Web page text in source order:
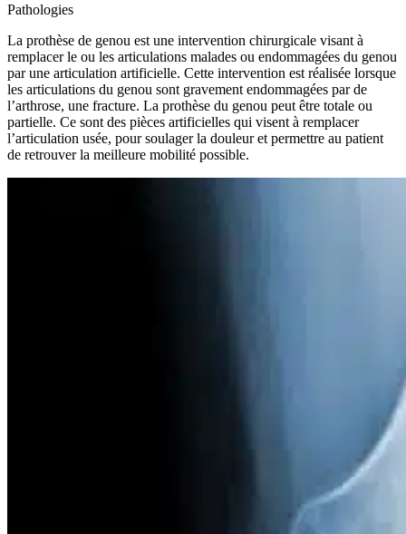
Pathologies
La prothèse de genou est une intervention chirurgicale visant à
remplacer le ou les articulations malades ou endommagées du genou
par une articulation artificielle. Cette intervention est réalisée lorsque
les articulations du genou sont gravement endommagées par de
l’arthrose, une fracture. La prothèse du genou peut être totale ou
partielle. Ce sont des pièces artificielles qui visent à remplacer
l’articulation usée, pour soulager la douleur et permettre au patient
de retrouver la meilleure mobilité possible.